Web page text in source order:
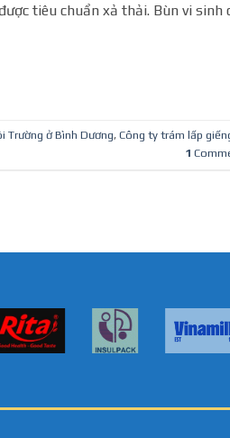
tiêu chuẩn xả thải. Bùn vi sinh
Trường ở Bình Dương, Công ty trám lấp
1